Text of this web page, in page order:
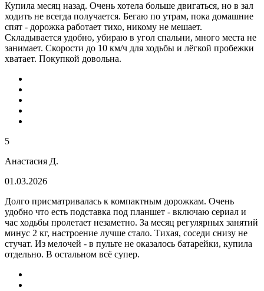
Купила месяц назад. Очень хотела больше двигаться, но в зал
ходить не всегда получается. Бегаю по утрам, пока домашние
спят - дорожка работает тихо, никому не мешает.
Складывается удобно, убираю в угол спальни, много места не
занимает. Скорости до 10 км/ч для ходьбы и лёгкой пробежки
хватает. Покупкой довольна.
5
Анастасия Д.
01.03.2026
Долго присматривалась к компактным дорожкам. Очень
удобно что есть подставка под планшет - включаю сериал и
час ходьбы пролетает незаметно. За месяц регулярных занятий
минус 2 кг, настроение лучше стало. Тихая, соседи снизу не
стучат. Из мелочей - в пульте не оказалось батарейки, купила
отдельно. В остальном всё супер.